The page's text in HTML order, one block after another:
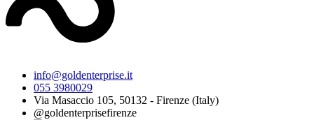
info@goldenterprise.it
055 3980029
Via Masaccio 105, 50132 - Firenze (Italy)
@goldenterprisefirenze